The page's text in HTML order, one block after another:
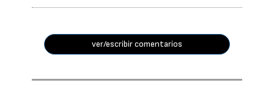
ver/escribir comentarios